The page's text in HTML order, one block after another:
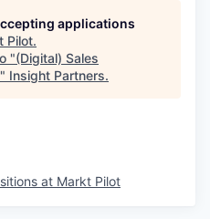
applications
Pilot.
"(Digital) Sales
" Insight Partners.
at Markt Pilot